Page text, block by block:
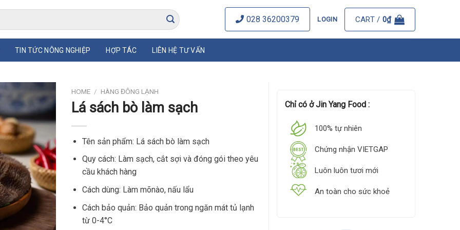
028 36200379 LOGIN CART /0₫
TIN TỨC NÔNG NGHIỆP HỢP TÁC LIÊN HỆ TƯ VẤN
HOME / HÀNG ĐÔNG LẠNH
Lá sách bò làm sạch
Tên sản phẩm: Lá sách bò làm sạch
Quy cách: Làm sạch, cắt sợi và đóng gói theo yêu
cầu khách hàng
Cách dùng: Làm mõnào, nấu lẩu
Cách bảo quản: Bảo quản trong ngăn mát tủ lạnh
từ 0-4°C
Chỉ có ở Jin Yang Food :
100% tự nhiên
Chứng nhận VIETGAP
Luôn luôn tươi mới
An toàn cho sức khoẻ